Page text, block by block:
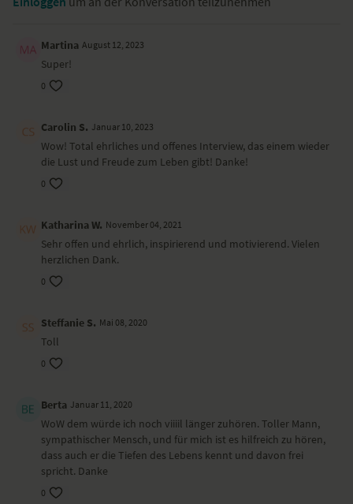
ruhig mit wenig an und bleibe lieber konsequent dabei, als dich zu
Martina August 12, 2023
Super!
0
Carolin S. Januar 10, 2023
Wow! Total ehrliches und offenes Interview, das einem wieder
die Lust und Freude zum Leben gibt! Danke!
0
Katharina W. November 04, 2021
Sehr offen und ehrlich, inspirierend und motivierend. Vielen
herzlichen Dank.
0
Steffanie S. Mai 08, 2020
Toll
0
Berta Januar 11, 2020
WoW dem würde ich noch viiiil länger zuhören. Toller Mann,
sympathischer Mensch, und für mich ist es hilfreich zu hören,
dass auch er die Tiefen des Lebens kennt und davon frei
spricht. Danke
0